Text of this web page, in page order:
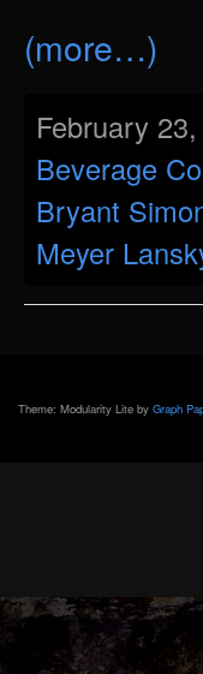
(more…)
February
Beverage
Bryant
Meyer
Theme: Modularity Lite by Graph